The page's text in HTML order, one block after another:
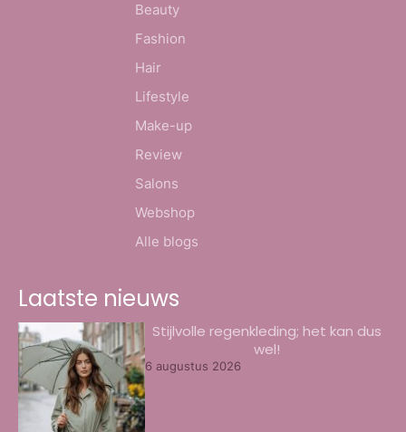
Beauty
Fashion
Hair
Lifestyle
Make-up
Review
Salons
Webshop
Alle blogs
Laatste nieuws
Stijlvolle regenkleding; het kan dus
wel!
6 augustus 2026